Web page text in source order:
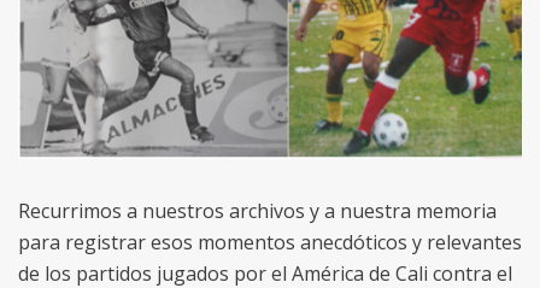
Recurrimos a nuestros archivos y a nuestra memoria
para registrar esos momentos anecdóticos y relevantes
de los partidos jugados por el América de Cali contra el